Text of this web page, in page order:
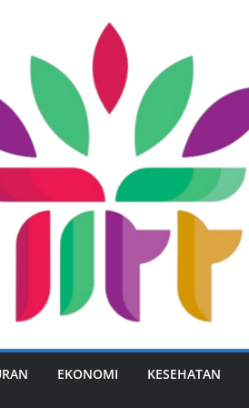
EKONOMI KESEHATAN